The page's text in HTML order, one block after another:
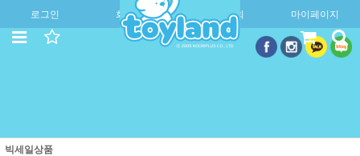
로그인 회원가입 주문조회 마이페이지
빅세일상품